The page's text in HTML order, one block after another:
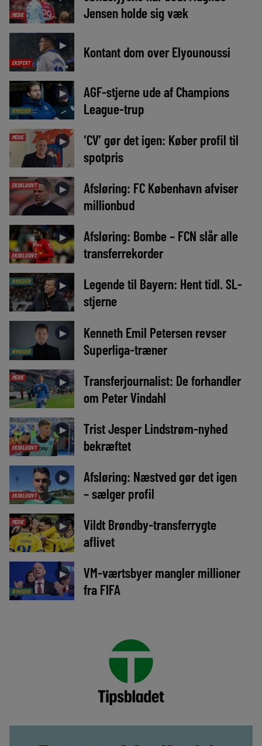
MEDIE
Jensen holde sig væk
EKSPERT
► Kontant dom over Elyounoussi
NYHEDER
►
AGF-stjerne ude af Champions
League-trup
MEDIE ►
‘CV’ gør det igen: Køber profil til
spotpris
EKSKLUSIVT ►
Afsløring: FC København afviser
millionbud
EKSKLUSIVT
►
Afsløring: Bombe – FCN slår alle
transferrekorder
NYHEDER ►
Legende til Bayern: Hent tidl. SL-
stjerne
NYHEDER
►
Kenneth Emil Petersen revser
Superliga-træner
MEDIE ►
Transferjournalist: De forhandler
om Peter Vindahl
EKSKLUSIVT
►
Trist Jesper Lindstrøm-nyhed
bekræftet
EKSKLUSIVT
►
Afsløring: Næstved gør det igen
– sælger profil
MEDIE ►
Vildt Brøndby-transferrygte
aflivet
NYHEDER
►
VM-værtsbyer mangler millioner
fra FIFA